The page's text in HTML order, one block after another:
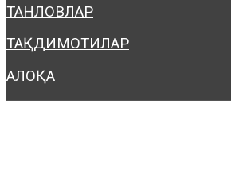
ТАНЛОВЛАР
ТАҚДИМОТИЛАР
АЛОҚА